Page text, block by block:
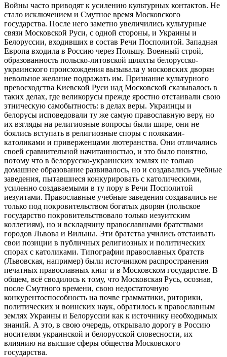
Войны часто приводят к усилению культурных контактов. Не
стало исключением и Смутное время Московского
государства. После него заметно увеличились культурные
связи Московской Руси, с одной стороны, и Украины и
Белоруссии, входивших в состав Речи Посполитой. Западная
Европа входила в Россию через Польшу. Военный строй,
образованность польско-литовской шляхты белорусско-
украинского происхождения вызывала у московских дворян
невольное желание подражать им. Признание культурного
превосходства Киевской Руси над Московской сказывалось в
таких делах, где великорусы прежде яростно отстаивали свою
этническую самобытность: в делах веры. Украинцы и
белорусы исповедовали ту же самую православную веру, но
их взгляды на религиозные вопросы были шире, они не
боялись вступать в религиозные споры с поляками-
католиками и приверженцами лютеранства. Они отличались
своей сравнительной начитанностью, и это было понятно,
потому что в белорусско-украинских землях не только
домашнее образование развивалось, но и создавались учебные
заведения, пытавшиеся конкурировать с католическими,
усиленно создаваемыми в ту пору в Речи Посполитой
иезуитами. Православные учебные заведения создавались не
только под покровительством богатых дворян (польское
государство покровительствовало только иезуитским
коллегиям), но и вскладчину православными братствами
городов Львова и Вильны. Эти братства учились отстаивать
свои позиции в публичных религиозных и политических
спорах с католиками. Типографии православных братств
(Львовская, например) были источником распространения
печатных православных книг и в Московском государстве. В
общем, всё сводилось к тому, что Московская Русь, осознав,
после Смутного времени, свою недостаточную
конкурентоспособность на почве грамматики, риторики,
политических и воинских наук, обратилось к православным
землях Украины и Белоруссии как к источнику необходимых
знаний. А это, в свою очередь, открывало дорогу в Россию
носителям украинской и белорусской словесности, их
влиянию на высшие сферы общества Московского
государства.